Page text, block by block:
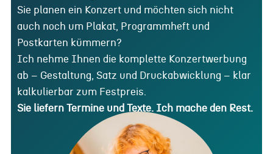
Sie planen ein Konzert und möchten sich nicht
auch noch um Plakat, Programmheft und
Postkarten kümmern?
Ich nehme Ihnen die komplette Konzertwerbung
ab – Gestaltung, Satz und Druckabwicklung – klar
kalkulierbar zum Festpreis.
Sie liefern Termine und Texte. Ich mache den Rest.